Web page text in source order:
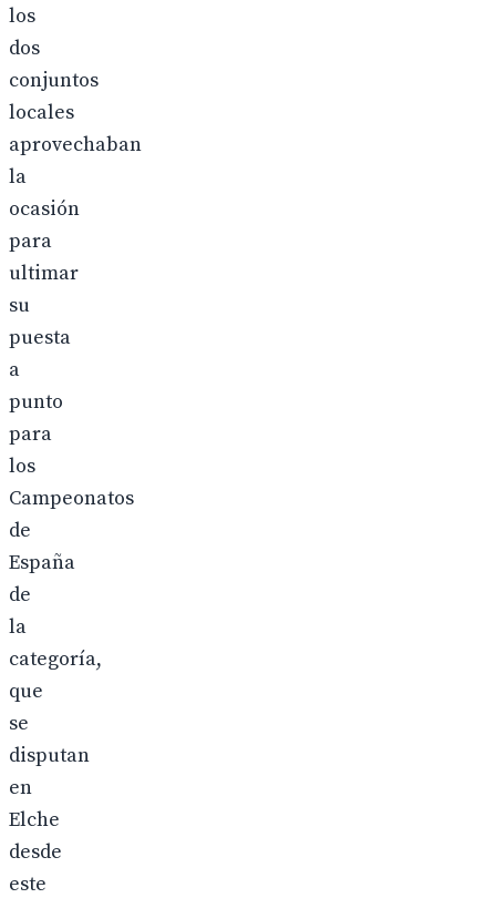
los
dos
conjuntos
locales
aprovechaban
la
ocasión
para
ultimar
su
puesta
a
punto
para
los
Campeonatos
de
España
de
la
categoría,
que
se
disputan
en
Elche
desde
este